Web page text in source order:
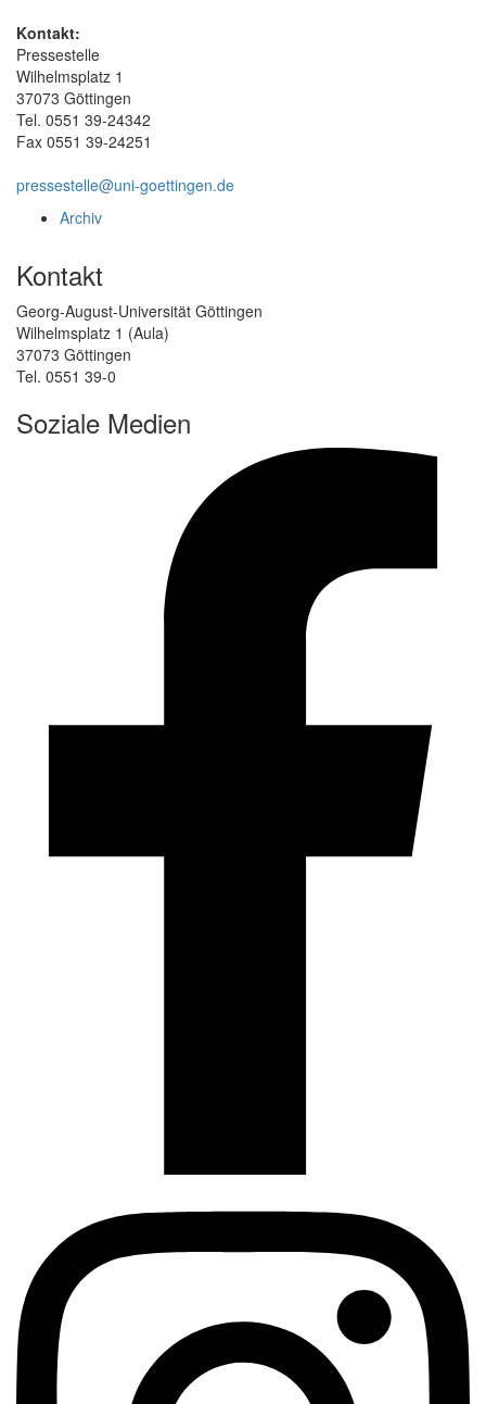
Kontakt:
Pressestelle
Wilhelmsplatz 1
37073 Göttingen
Tel. 0551 39-24342
Fax 0551 39-24251
pressestelle@uni-goettingen.de
Archiv
Kontakt
Georg-August-Universität Göttingen
Wilhelmsplatz 1 (Aula)
37073 Göttingen
Tel. 0551 39-0
Soziale Medien